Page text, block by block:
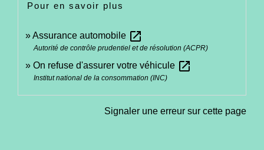
Pour en savoir plus
Assurance automobile open_in_new
Autorité de contrôle prudentiel et de résolution (ACPR)
On refuse d'assurer votre véhicule open_in_new
Institut national de la consommation (INC)
Signaler une erreur sur cette page